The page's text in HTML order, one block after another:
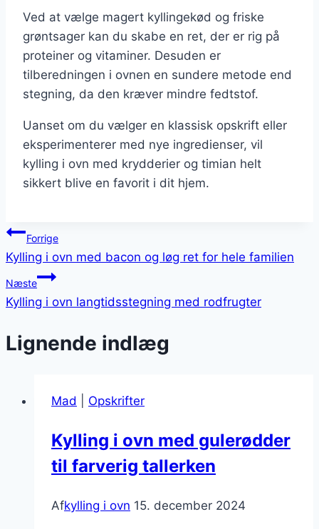
Ved at vælge magert kyllingekød og friske
grøntsager kan du skabe en ret, der er rig på
proteiner og vitaminer. Desuden er
tilberedningen i ovnen en sundere metode end
stegning, da den kræver mindre fedtstof.
Uanset om du vælger en klassisk opskrift eller
eksperimenterer med nye ingredienser, vil
kylling i ovn med krydderier og timian helt
sikkert blive en favorit i dit hjem.
Indlægsnavigation
Forrige
Kylling i ovn med bacon og løg ret for hele familien
Næste
Kylling i ovn langtidsstegning med rodfrugter
Lignende indlæg
Mad Opskrifter
Kylling i ovn med gulerødder
til farverig tallerken
Afkylling i ovn 15. december 2024